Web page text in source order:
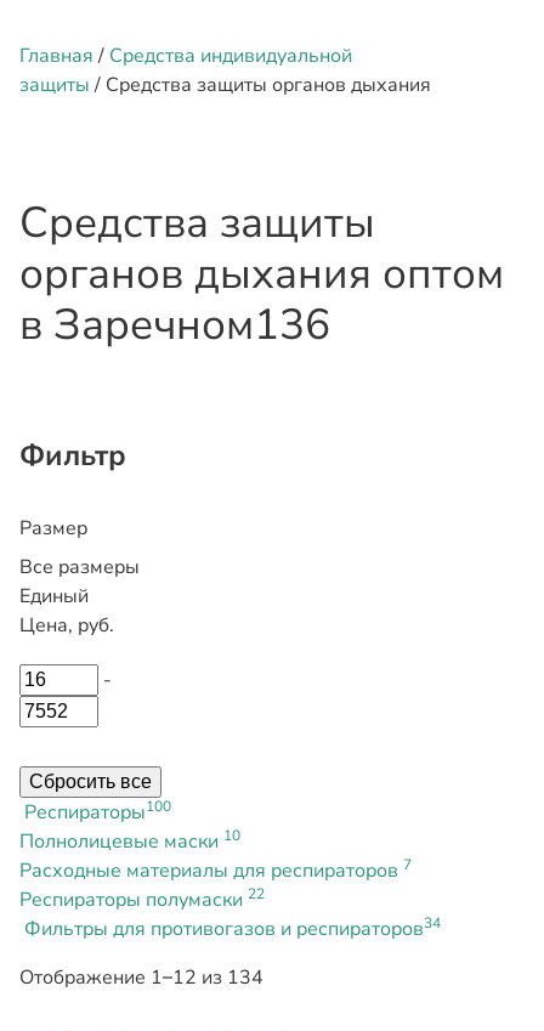
Главная/ Средства индивидуальной
защиты/ Средства защиты органов дыхания
Средства защиты
органов дыхания оптом
в Заречном136
Фильтр
Размер
Все размеры
Единый
Цена, руб.
-
Сбросить все
Респираторы100
Полнолицевые маски 10
Расходные материалы для респираторов 7
Респираторы полумаски 22
Фильтры для противогазов и респираторов34
Отображение 1–12 из 134